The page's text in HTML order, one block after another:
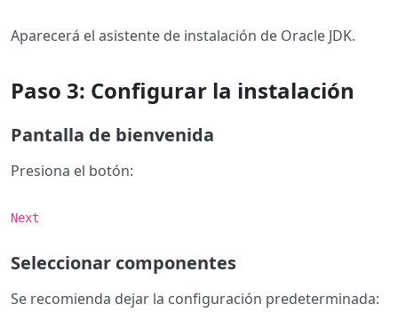
Aparecerá el asistente de instalación de Oracle JDK.
Paso 3: Configurar la instalación
Pantalla de bienvenida
Presiona el botón:
Next
Seleccionar componentes
Se recomienda dejar la configuración predeterminada: